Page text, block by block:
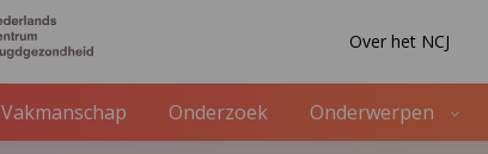
Over het NCJ
Vakmanschap Onderzoek Onderwerpen